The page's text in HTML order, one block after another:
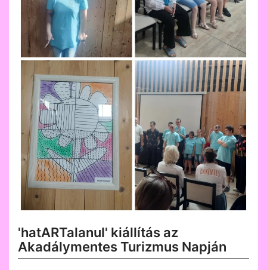
'hatARTalanul' kiállítás az
Akadálymentes Turizmus Napján